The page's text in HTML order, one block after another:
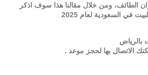
الطائف، ومن خلال مقالنا هذا سوف اذكر
في السعودية لعام 2025
الاتصال بها لحجز موعد .